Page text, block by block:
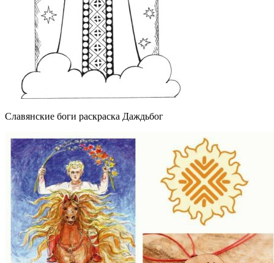
Славянские боги раскраска Даждьбог